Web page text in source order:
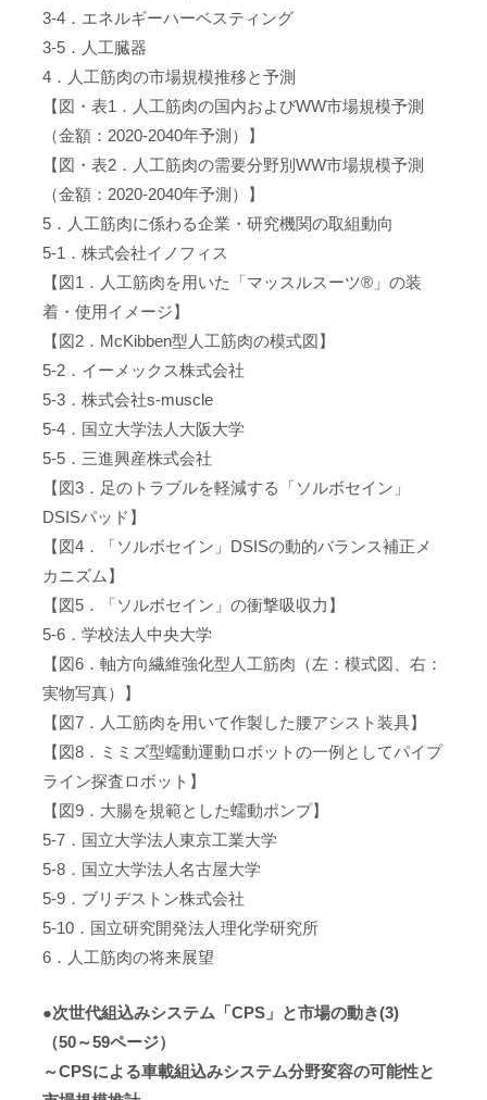
3-4．エネルギーハーベスティング
3-5．人工臓器
4．人工筋肉の市場規模推移と予測
【図・表1．人工筋肉の国内およびWW市場規模予測
（金額：2020-2040年予測）】
【図・表2．人工筋肉の需要分野別WW市場規模予測
（金額：2020-2040年予測）】
5．人工筋肉に係わる企業・研究機関の取組動向
5-1．株式会社イノフィス
【図1．人工筋肉を用いた「マッスルスーツ®」の装
着・使用イメージ】
【図2．McKibben型人工筋肉の模式図】
5-2．イーメックス株式会社
5-3．株式会社s-muscle
5-4．国立大学法人大阪大学
5-5．三進興産株式会社
【図3．足のトラブルを軽減する「ソルボセイン」
DSISパッド】
【図4．「ソルボセイン」DSISの動的バランス補正メ
カニズム】
【図5．「ソルボセイン」の衝撃吸収力】
5-6．学校法人中央大学
【図6．軸方向繊維強化型人工筋肉（左：模式図、右：
実物写真）】
【図7．人工筋肉を用いて作製した腰アシスト装具】
【図8．ミミズ型蠕動運動ロボットの一例としてパイプ
ライン探査ロボット】
【図9．大腸を規範とした蠕動ポンプ】
5-7．国立大学法人東京工業大学
5-8．国立大学法人名古屋大学
5-9．ブリヂストン株式会社
5-10．国立研究開発法人理化学研究所
6．人工筋肉の将来展望
●次世代組込みシステム「CPS」と市場の動き(3)
（50～59ページ）
～CPSによる車載組込みシステム分野変容の可能性と